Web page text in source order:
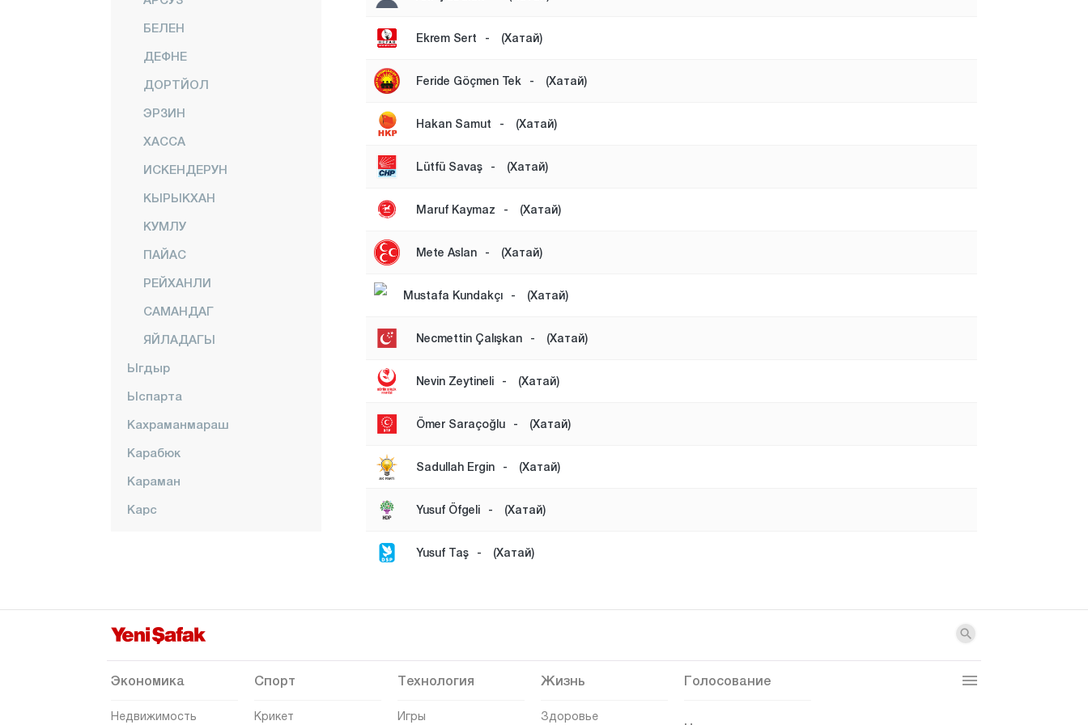
БЕЛЕН
ДЕФНЕ
ДОРТЙОЛ
ЭРЗИН
ХАССА
ИСКЕНДЕРУН
КЫРЫКХАН
КУМЛУ
ПАЙАС
РЕЙХАНЛИ
САМАНДАГ
ЯЙЛАДАГЫ
Ыгдыр
Ыспарта
Кахраманмараш
Карабюк
Караман
Карс
Кыршехир
Ekrem Sert - (Хатай)
Feride Göçmen Tek - (Хатай)
Hakan Samut - (Хатай)
Lütfü Savaş - (Хатай)
Maruf Kaymaz - (Хатай)
Mete Aslan - (Хатай)
Mustafa Kundakçı - (Хатай)
Necmettin Çalışkan - (Хатай)
Nevin Zeytineli - (Хатай)
Ömer Saraçoğlu - (Хатай)
Sadullah Ergin - (Хатай)
Yusuf Öfgeli - (Хатай)
Yusuf Taş - (Хатай)
Экономика
Недвижимость
Спорт
Крикет
Технология
Игры
Жизнь
Здоровье
Голосование